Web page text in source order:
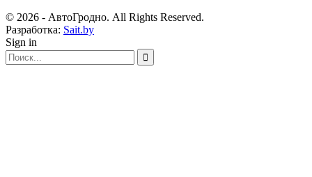
© 2026 - АвтоГродно. All Rights Reserved.
Разработка: Sait.by
Sign in